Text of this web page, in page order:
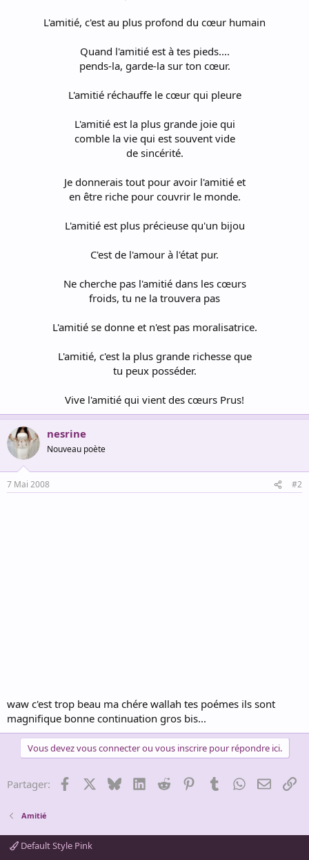
L'amitié, c'est au plus profond du cœur humain
Quand l'amitié est à tes pieds....
pends-la, garde-la sur ton cœur.
L'amitié réchauffe le cœur qui pleure
L'amitié est la plus grande joie qui
comble la vie qui est souvent vide
de sincérité.
Je donnerais tout pour avoir l'amitié et
en être riche pour couvrir le monde.
L'amitié est plus précieuse qu'un bijou
C'est de l'amour à l'état pur.
Ne cherche pas l'amitié dans les cœurs
froids, tu ne la trouvera pas
L'amitié se donne et n'est pas moralisatrice.
L'amitié, c'est la plus grande richesse que
tu peux posséder.
Vive l'amitié qui vient des cœurs Prus!​
nesrine
Nouveau poète
7 Mai 2008 #2
waw c'est trop beau ma chére wallah tes poémes ils sont
magnifique bonne continuation gros bis...
Vous devez vous connecter ou vous inscrire pour répondre ici.
Partager: Facebook BlueskyLinkedInReddit PinterestTumblrWhatsApp
Email
Amitié
Default Style Pink